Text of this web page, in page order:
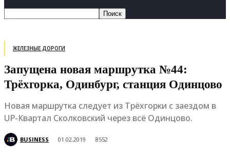
ЖЕЛЕЗНЫЕ ДОРОГИ
Запущена новая маршрутка №44:
Трёхгорка, Одинбург, станция Одинцово
Новая маршрутка следует из Трёхгорки с заездом в
UP-Квартал Сколковский через всё Одинцово.
BUSINESS 01.02.2019 8552